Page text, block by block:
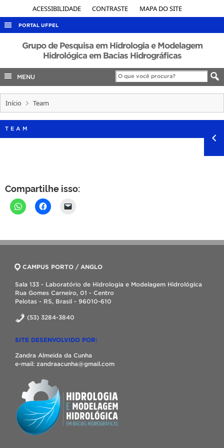
ACESSIBILIDADE CONTRASTE MAPA DO SITE
PORTAL UFPEL
ACESSO À INFORMAÇÃO
AUDITORIA
COBALTO
CONCURSOS
INTERNACIONAL
Grupo de Pesquisa em Hidrologia e Modelagem
Hidrológica em Bacias Hidrográficas
MENU
Início Team
TEAM
Compartilhe isso:
CAMPUS PORTO / ANGLO
Sala 133 - Laboratório de Hidrologia e Modelagem Hidrológica
Rua Gomes Carneiro, 01 - Centro
Pelotas - RS, Brasil - 96010-610
(53) 3284-3840
SITE DESENVOLVIDO POR:
Zandra Almeida da Cunha
e-mail: zandraacunha@gmail.com